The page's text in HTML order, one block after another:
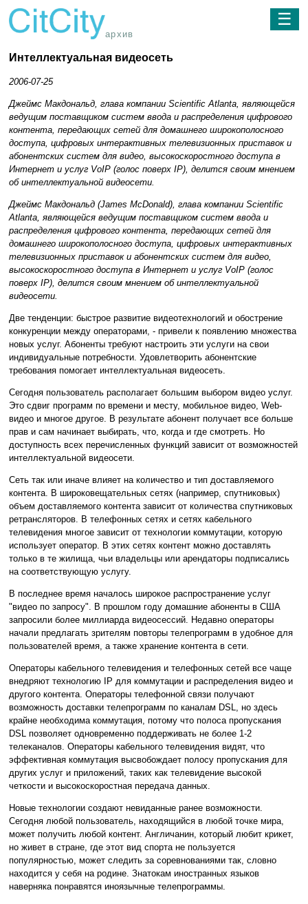
архив
☰
Интеллектуальная видеосеть
2006-07-25
Джеймс Макдональд, глава компании Scientific Atlanta, являющейся
ведущим поставщиком систем ввода и распределения цифрового
контента, передающих сетей для домашнего широкополосного
доступа, цифровых интерактивных телевизионных приставок и
абонентских систем для видео, высокоскоростного доступа в
Интернет и услуг VoIP (голос поверх IP), делится своим мнением
об интеллектуальной видеосети.
Джеймс Макдональд (James McDonald), глава компании Scientific
Atlanta, являющейся ведущим поставщиком систем ввода и
распределения цифрового контента, передающих сетей для
домашнего широкополосного доступа, цифровых интерактивных
телевизионных приставок и абонентских систем для видео,
высокоскоростного доступа в Интернет и услуг VoIP (голос
поверх IP), делится своим мнением об интеллектуальной
видеосети.
Две тенденции: быстрое развитие видеотехнологий и обострение
конкуренции между операторами, - привели к появлению множества
новых услуг. Абоненты требуют настроить эти услуги на свои
индивидуальные потребности. Удовлетворить абонентские
требования помогает интеллектуальная видеосеть.
Сегодня пользователь располагает большим выбором видео услуг.
Это сдвиг программ по времени и месту, мобильное видео, Web-
видео и многое другое. В результате абонент получает все больше
прав и сам начинает выбирать, что, когда и где смотреть. Но
доступность всех перечисленных функций зависит от возможностей
интеллектуальной видеосети.
Сеть так или иначе влияет на количество и тип доставляемого
контента. В широковещательных сетях (например, спутниковых)
объем доставляемого контента зависит от количества спутниковых
ретрансляторов. В телефонных сетях и сетях кабельного
телевидения многое зависит от технологии коммутации, которую
использует оператор. В этих сетях контент можно доставлять
только в те жилища, чьи владельцы или арендаторы подписались
на соответствующую услугу.
В последнее время началось широкое распространение услуг
"видео по запросу". В прошлом году домашние абоненты в США
запросили более миллиарда видеосессий. Недавно операторы
начали предлагать зрителям повторы телепрограмм в удобное для
пользователей время, а также хранение контента в сети.
Операторы кабельного телевидения и телефонных сетей все чаще
внедряют технологию IP для коммутации и распределения видео и
другого контента. Операторы телефонной связи получают
возможность доставки телепрограмм по каналам DSL, но здесь
крайне необходима коммутация, потому что полоса пропускания
DSL позволяет одновременно поддерживать не более 1-2
телеканалов. Операторы кабельного телевидения видят, что
эффективная коммутация высвобождает полосу пропускания для
других услуг и приложений, таких как телевидение высокой
четкости и высокоскоростная передача данных.
Новые технологии создают невиданные ранее возможности.
Сегодня любой пользователь, находящийся в любой точке мира,
может получить любой контент. Англичанин, который любит крикет,
но живет в стране, где этот вид спорта не пользуется
популярностью, может следить за соревнованиями так, словно
находится у себя на родине. Знатокам иностранных языков
наверняка понравятся иноязычные телепрограммы.